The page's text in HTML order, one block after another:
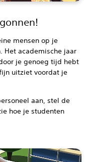
mensen op je
Het academische jaar
je genoeg tijd hebt
uitziet voordat je
aan, stel de
hoe je studenten